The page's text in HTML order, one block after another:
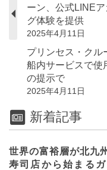
ーン、公式LINE
グ体験を提供
2025年4月11日
プリンセス・クル
船内サービスで使
の提示で
2025年4月11日
新着記事
世界の富裕層が北九
寿司店から始まる